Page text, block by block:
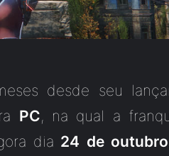
desde seu
PC, na qual a
dia 24 de outubro